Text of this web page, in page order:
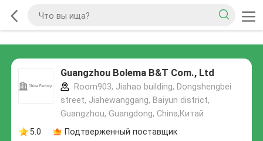
Guangzhou Bolema B&T Com., Ltd
Room903, Jiahao building, Dongshengbei
street, Jiahewanggang, Baiyun district,
Guangzhou, Guangdong, China,Китай
5.0
Подтверженный поставщик